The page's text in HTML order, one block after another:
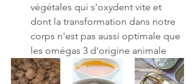
végétales qui s'oxydent vite et
dont la transformation dans notre
corps n'est pas aussi optimale que
les omégas 3 d'origine animale